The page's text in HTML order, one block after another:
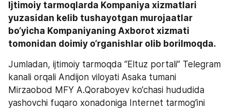
Ijtimoiy tarmoqlarda Kompaniya xizmatlari
yuzasidan kelib tushayotgan murojaatlar
bo‘yicha Kompaniyaning Axborot xizmati
tomonidan doimiy o‘rganishlar olib borilmoqda.
Jumladan, ijtimoiy tarmoqda “Eltuz portali” Telegram
kanali orqali Andijon viloyati Asaka tumani
Mirzaobod MFY A.Qoraboyev ko‘chasi hududida
yashovchi fuqaro xonadoniga Internet tarmog‘ini